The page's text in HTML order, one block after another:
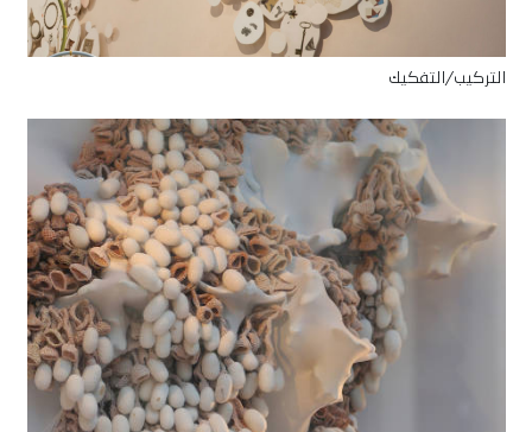
التركيب/التفكيك